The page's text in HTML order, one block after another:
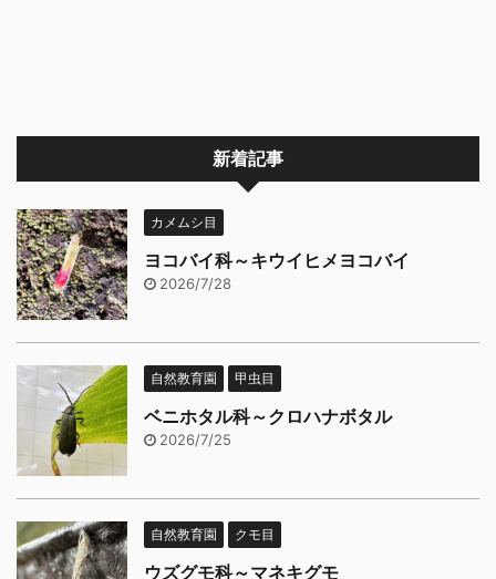
新着記事
カメムシ目
ヨコバイ科～キウイヒメヨコバイ
2026/7/28
自然教育園 甲虫目
ベニホタル科～クロハナボタル
2026/7/25
自然教育園 クモ目
ウズグモ科～マネキグモ